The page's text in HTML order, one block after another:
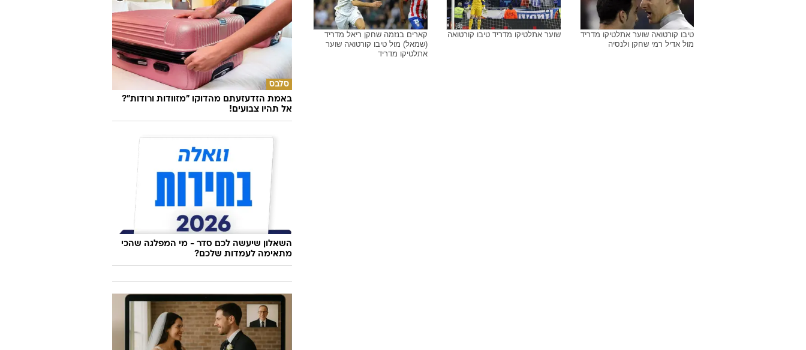
טיבו קורטואה שוער אתלטיקו מדריד
מול אדיל רמי שחקן ולנסיה
שוער אתלטיקו מדריד טיבו קורטואה
קארים בנזמה שחקן ריאל מדריד
(שמאל) מול טיבו קורטואה שוער
אתלטיקו מדריד
סלבס
באמת הזדעזעתם מהדוקו "מזוודות ורודות"?
אל תהיו צבועים!
השאלון שיעשה לכם סדר - מי המפלגה שהכי
מתאימה לעמדות שלכם?